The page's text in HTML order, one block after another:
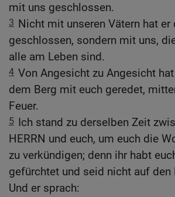
mit uns geschlossen.
3 Nicht mit unseren Vätern hat er
geschlossen, sondern mit uns,
alle am Leben sind.
4 Von Angesicht zu Angesicht
dem Berg mit euch geredet,
Feuer.
5 Ich stand zu derselben Zeit
HERRN und euch, um euch die
zu verkündigen; denn ihr habt
gefürchtet und seid nicht auf den
Und er sprach: